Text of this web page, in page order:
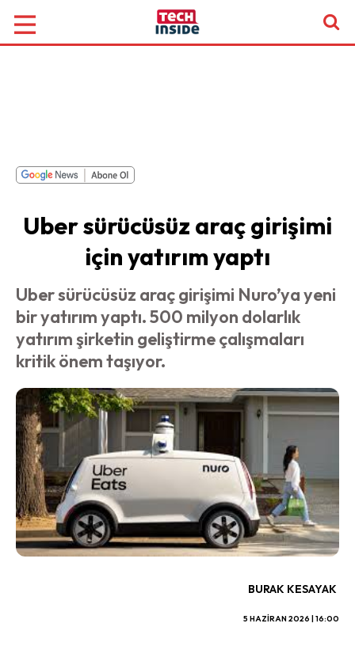
Uber sürücüsüz araç girişimi
için yatırım yaptı
Uber sürücüsüz araç girişimi Nuro’ya yeni
bir yatırım yaptı. 500 milyon dolarlık
yatırım şirketin geliştirme çalışmaları
kritik önem taşıyor.
BURAK KESAYAK
5 HAZIRAN 2026 | 16:00